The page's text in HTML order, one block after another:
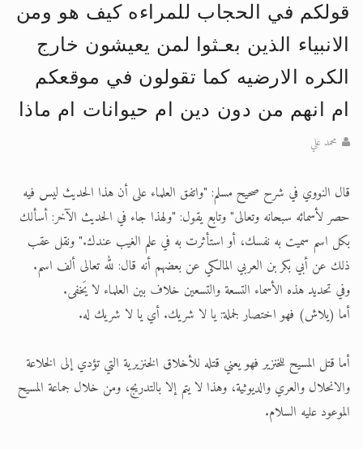
قولكم في الحجاب للمراءه كيف هو ومن
الانبياء الذين بعـثوا لمن يعيشون خارج
الكره الارضيه كما تقولون في موقعكم
ام انهم من دون دين ام حيوانات ام ماذا
محمد علي
قال النووي في شرح صحيح مسلم: "واتفق العلماء على أن هذا الحديث ليس فيه
حصر لأسمائه سبحانه وتعالى" وتابع يقول: "ولهذا جاء في الحديث الآخر: أسألك
بكل اسم سميت به نفسك، أو استأثرت به في علم الغيب عندك." ونقل عقب
ذلك عن أبي بكر بن العربي المالكي عن بعضهم أنه قال: لله تعالى ألف اسم.
وفي تحديد هذه الأسماء التسعة والتسعين خلاف بين العلماء لا يَخفى.
أما (يلاش) فهو اختصار لجملة: يا لا شريك. أي يا لا شريك له.
أما قتل المسيح للخنزير فهو يعني قتله للأخلاق الخنزيرية التي تؤدي إلى الخلاعة
والانحلال والعري والديوثية، وهذا لا يتم إلا بالتدريج، ومن خلال جماعة المسيح
الموعود عليه السلام.